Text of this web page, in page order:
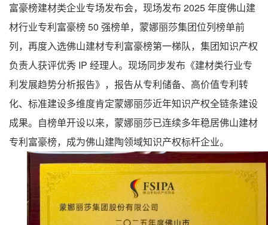
富豪榜建材类企业专场发布会，现场发布 2025 年度佛山建
材行业专利富豪榜 50 强榜单，蒙娜丽莎集团位列榜单前
列，再度入选佛山建材专利富豪榜第一梯队，集团知识产权
负责人获评优秀 IP 经理人。现场同步发布《建材类行业专
利发展趋势分析报告》，报告从专利储备、高价值专利转
化、标准建设多维度肯定蒙娜丽莎近年知识产权全链条建设
成果。自榜单开设以来，蒙娜丽莎已连续多年稳居佛山建材
专利富豪榜，成为佛山建陶领域知识产权标杆企业。